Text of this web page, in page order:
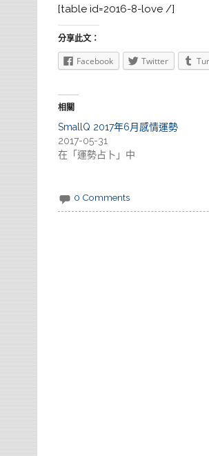
[table id=2016-8-love /]
分享此文：
Facebook Twitter
相關
SmallQ 2017年6月感情運勢
2017-05-31
在「運勢占卜」中
0 Comments